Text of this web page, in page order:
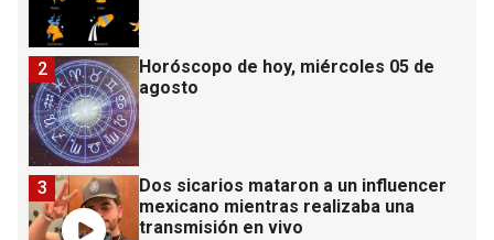
Horóscopo de hoy, miércoles 05 de
agosto
2
Dos sicarios mataron a un influencer
mexicano mientras realizaba una
transmisión en vivo
3